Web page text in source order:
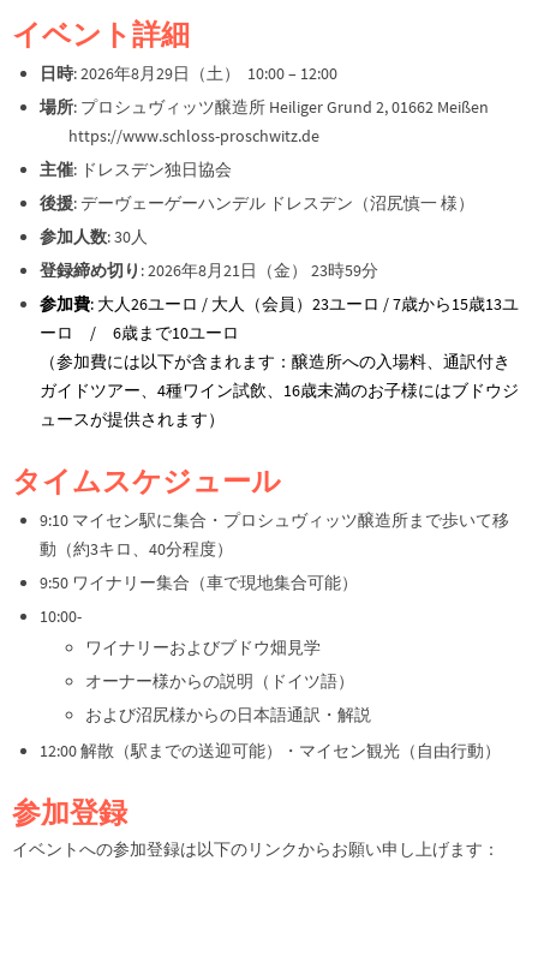
イベント詳細
日時: 2026年8月29日（土） 10:00 – 12:00
場所: プロシュヴィッツ醸造所 Heiliger Grund 2, 01662 Meißen
https://www.schloss-proschwitz.de
主催: ドレスデン独日協会
後援: デーヴェーゲーハンデル ドレスデン（沼尻慎一 様）
参加人数: 30人
登録締め切り : 2026年8月21日（金） 23時59分
参加費: 大人26ユーロ / 大人（会員）23ユーロ /7歳から15歳13ユ
ーロ / 6歳まで10ユーロ
（参加費には以下が含まれます：醸造所への入場料、通訳付き
ガイドツアー、4種ワイン試飲、16歳未満のお子様にはブドウジ
ュースが提供されます）
タイムスケジュール
9:10 マイセン駅に集合・プロシュヴィッツ醸造所まで歩いて移
動（約3キロ、40分程度）
9:50 ワイナリー集合（車で現地集合可能）
10:00-
ワイナリーおよびブドウ畑見学
オーナー様からの説明（ドイツ語）
および沼尻様からの日本語通訳・解説
12:00 解散（駅までの送迎可能）・マイセン観光（自由行動）
参加登録
イベントへの参加登録は以下のリンクからお願い申し上げます：